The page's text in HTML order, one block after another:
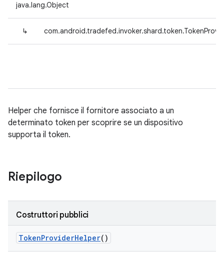
java.lang.Object
↳
Helper che fornisce il fornitore associato a un
determinato token per scoprire se un dispositivo
supporta il token.
Riepilogo
Costruttori pubblici
TokenProviderHelper()